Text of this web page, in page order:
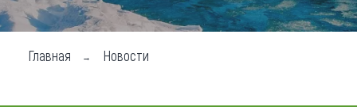
Чем заняться
Где остановиться
Главная Новости